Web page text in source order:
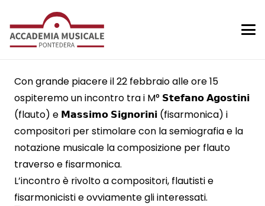
Con grande piacere il 22 febbraio alle ore 15
ospiteremo un incontro tra i M° 𝗦𝘁𝗲𝗳𝗮𝗻𝗼 𝗔𝗴𝗼𝘀𝘁𝗶𝗻𝗶
(flauto) e 𝗠𝗮𝘀𝘀𝗶𝗺𝗼 𝗦𝗶𝗴𝗻𝗼𝗿𝗶𝗻𝗶 (fisarmonica) i
compositori per stimolare con la semiografia e la
notazione musicale la composizione per flauto
traverso e fisarmonica.
L’incontro è rivolto a compositori, flautisti e
fisarmonicisti e ovviamente gli interessati.